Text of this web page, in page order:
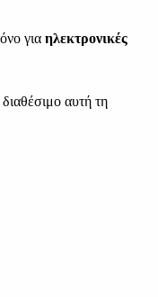
για ηλεκτρονικές
αυτή τη